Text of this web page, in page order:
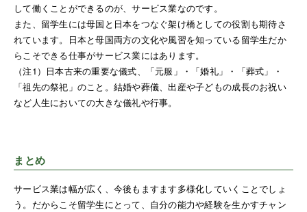
して働くことができるのが、サービス業なのです。
また、留学生には母国と日本をつなぐ架け橋としての役割も期待さ
れています。日本と母国両方の文化や風習を知っている留学生だか
らこそできる仕事がサービス業にはあります。
（注1）日本古来の重要な儀式、「元服」・「婚礼」・「葬式」・
「祖先の祭祀」のこと。結婚や葬儀、出産や子どもの成長のお祝い
など人生においての大きな儀礼や行事。
まとめ
サービス業は幅が広く、今後もますます多様化していくことでしょ
う。だからこそ留学生にとって、自分の能力や経験を生かすチャン